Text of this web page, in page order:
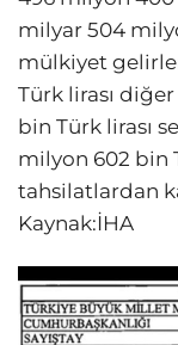
milyar 504
mülkiyet
Türk lirası
bin Türk lirası
milyon 602 bin
tahsilatlardan
Kaynak:İHA